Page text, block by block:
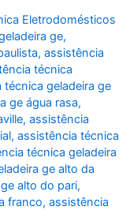
Eletrodomésticos
ge,
,assistência
técnica
técnica geladeira ge
ge água rasa,
,assistência
,assistência técnica
técnica geladeira
ge alto da
alto do pari,
franco,assistência